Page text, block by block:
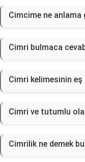
Cimcime ne anlama
Cimri bulmaca
Cimri kelimesinin eş
Cimri ve tutumlu
Cimrilik ne demek